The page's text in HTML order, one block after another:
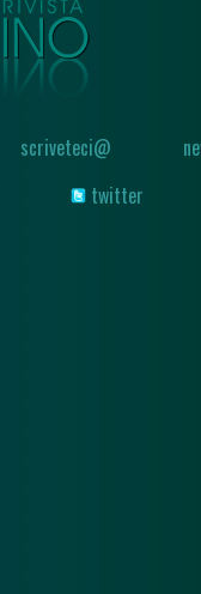
scriveteci@
twitter